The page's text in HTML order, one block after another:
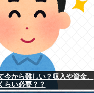
今から難しい？収入や資金、
らい必要？？